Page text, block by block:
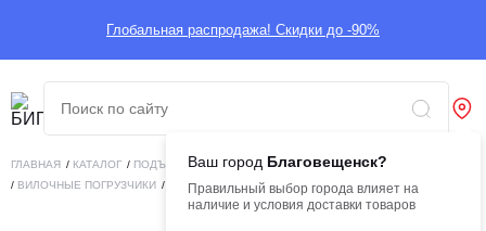
Глобальная распродажа! Скидки до -90%
Ваш город Благовещенск?
Правильный выбор города влияет на
наличие и условия доставки товаров
ГЛАВНАЯ / КАТАЛОГ / ПОДЪЕМНАЯ ТЕХНИКА /ВИЛОЧНЫЕ ПОГРУЗЧИКИ
/ ВИЛОЧНЫЕ ПОГРУЗЧИКИ / ВИЛОЧНЫЙ ПОГРУЗЧИК HELIFT CPCD140